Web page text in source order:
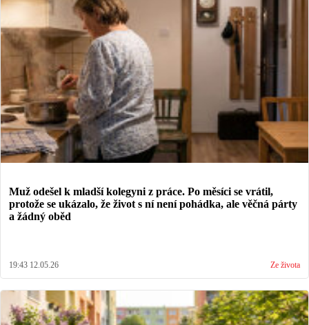
Muž odešel k mladší kolegyni z práce. Po měsíci se vrátil,
protože se ukázalo, že život s ní není pohádka, ale věčná párty
a žádný oběd
19:43 12.05.26 Ze života